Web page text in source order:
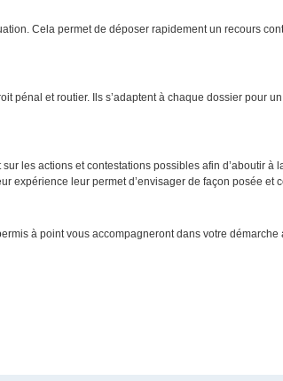
Cela permet de déposer rapidement un recours
pénal et routier. Ils s’adaptent à chaque dossier pour
les actions et contestations possibles afin d’aboutir
expérience leur permet d’envisager de façon posée
à point vous accompagneront dans votre